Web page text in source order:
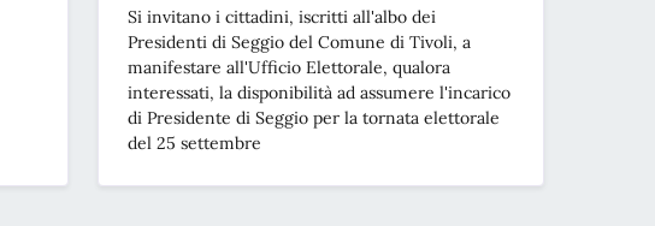
Si invitano i cittadini, iscritti all'albo dei
Presidenti di Seggio del Comune di Tivoli, a
manifestare all'Ufficio Elettorale, qualora
interessati, la disponibilità ad assumere l'incarico
di Presidente di Seggio per la tornata elettorale
del 25 settembre